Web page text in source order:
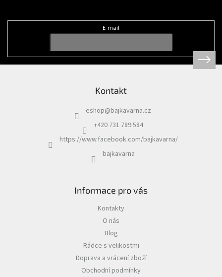
E-mail
Kontakt
eshop@bajkavarna.cz
+420 731 789 584
https://www.facebook.com/bajkavarna/
bajkavarna
Informace pro vás
Kontakty
O nás
Blog
Rádce s velikostmi
Doprava a vrácení zboží
Obchodní podmínky